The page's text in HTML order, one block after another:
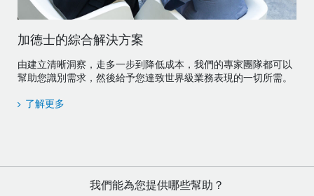
加德士的綜合解決方案
由建立清晰洞察，走多一步到降低成本，我們的專家團隊都可以
幫助您識別需求，然後給予您達致世界級業務表現的一切所需。
了解更多
我們能為您提供哪些幫助？